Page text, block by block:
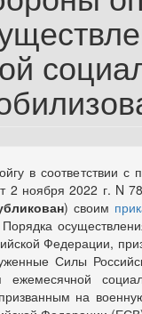
в соответствии с
2 ноября 2022 г. N
) своим
Федерации,
Силы
ежемесячной
на